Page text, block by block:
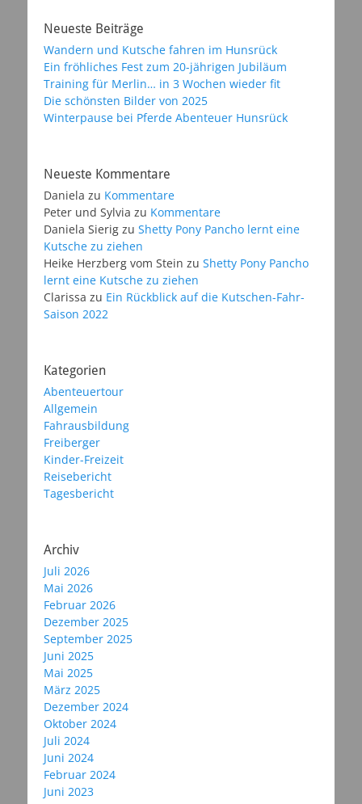
Neueste Beiträge
Wandern und Kutsche fahren im Hunsrück
Ein fröhliches Fest zum 20-jährigen Jubiläum
Training für Merlin… in 3 Wochen wieder fit
Die schönsten Bilder von 2025
Winterpause bei Pferde Abenteuer Hunsrück
Neueste Kommentare
Daniela zu Kommentare
Peter und Sylvia zu Kommentare
Daniela Sierig zu Shetty Pony Pancho lernt eine
Kutsche zu ziehen
Heike Herzberg vom Stein zu Shetty Pony Pancho
lernt eine Kutsche zu ziehen
Clarissa zu Ein Rückblick auf die Kutschen-Fahr-
Saison 2022
Kategorien
Abenteuertour
Allgemein
Fahrausbildung
Freiberger
Kinder-Freizeit
Reisebericht
Tagesbericht
Archiv
Juli 2026
Mai 2026
Februar 2026
Dezember 2025
September 2025
Juni 2025
Mai 2025
März 2025
Dezember 2024
Oktober 2024
Juli 2024
Juni 2024
Februar 2024
Juni 2023